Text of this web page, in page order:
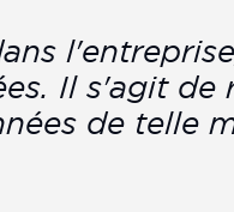
Il s'agit de
de telle